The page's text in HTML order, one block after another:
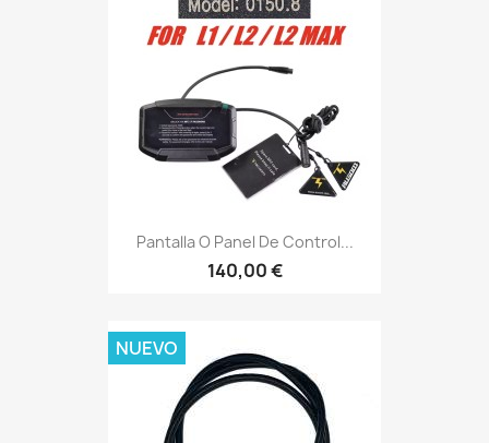
Pantalla O Panel De Control...
140,00 €
NUEVO